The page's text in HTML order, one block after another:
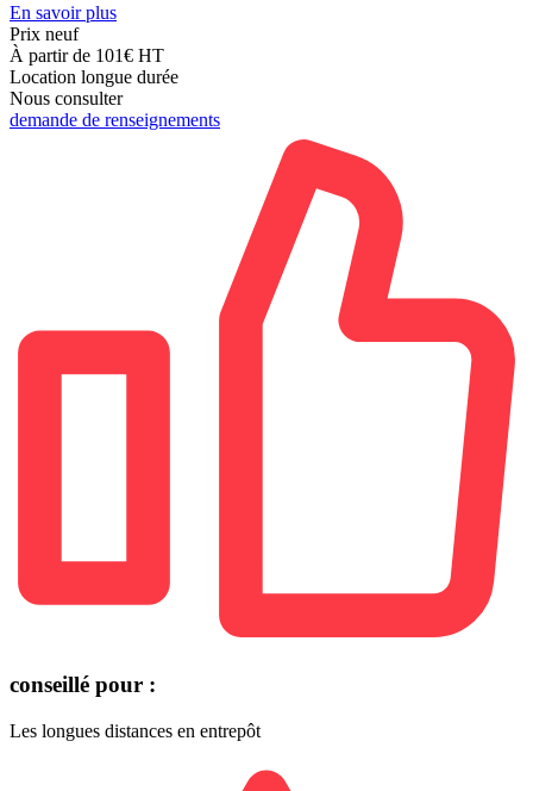
En savoir plus
Prix neuf
À partir de 101€ HT
Location longue durée
Nous consulter
demande de renseignements
conseillé pour :
Les longues distances en entrepôt